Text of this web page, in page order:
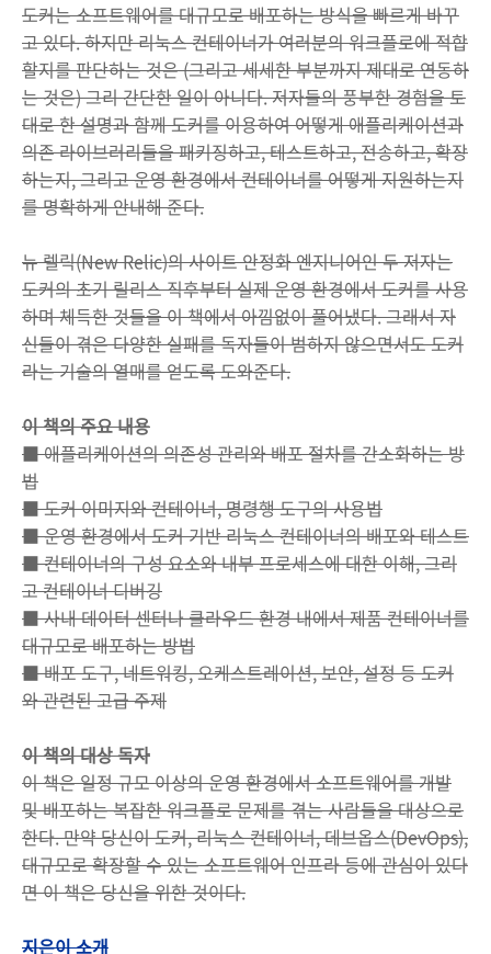
도커는 소프트웨어를 대규모로 배포하는 방식을 빠르게 바꾸
고 있다. 하지만 리눅스 컨테이너가 여러분의 워크플로에 적합
할지를 판단하는 것은 (그리고 세세한 부분까지 제대로 연동하
는 것은) 그리 간단한 일이 아니다. 저자들의 풍부한 경험을 토
대로 한 설명과 함께 도커를 이용하여 어떻게 애플리케이션과
의존 라이브러리들을 패키징하고, 테스트하고, 전송하고, 확장
하는지, 그리고 운영 환경에서 컨테이너를 어떻게 지원하는지
를 명확하게 안내해 준다.
뉴 렐릭(New Relic)의 사이트 안정화 엔지니어인 두 저자는
도커의 초기 릴리스 직후부터 실제 운영 환경에서 도커를 사용
하며 체득한 것들을 이 책에서 아낌없이 풀어냈다. 그래서 자
신들이 겪은 다양한 실패를 독자들이 범하지 않으면서도 도커
라는 기술의 열매를 얻도록 도와준다.
이 책의 주요 내용
■ 애플리케이션의 의존성 관리와 배포 절차를 간소화하는 방
법
■ 도커 이미지와 컨테이너, 명령행 도구의 사용법
■ 운영 환경에서 도커 기반 리눅스 컨테이너의 배포와 테스트
■ 컨테이너의 구성 요소와 내부 프로세스에 대한 이해, 그리
고 컨테이너 디버깅
■ 사내 데이터 센터나 클라우드 환경 내에서 제품 컨테이너를
대규모로 배포하는 방법
■ 배포 도구, 네트워킹, 오케스트레이션, 보안, 설정 등 도커
와 관련된 고급 주제
이 책의 대상 독자
이 책은 일정 규모 이상의 운영 환경에서 소프트웨어를 개발
및 배포하는 복잡한 워크플로 문제를 겪는 사람들을 대상으로
한다. 만약 당신이 도커, 리눅스 컨테이너, 데브옵스(DevOps),
대규모로 확장할 수 있는 소프트웨어 인프라 등에 관심이 있다
면 이 책은 당신을 위한 것이다.
지은이 소개